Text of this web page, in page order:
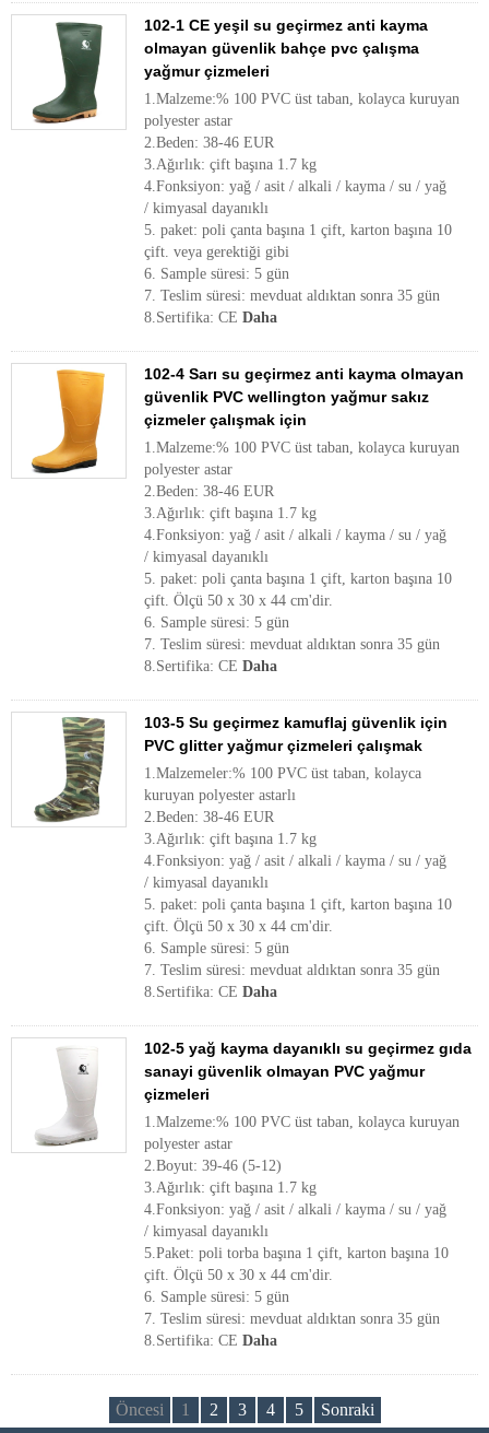
102-1 CE yeşil su geçirmez anti kayma
olmayan güvenlik bahçe pvc çalışma
yağmur çizmeleri
1.Malzeme:% 100 PVC üst taban, kolayca kuruyan
polyester astar
2.Beden: 38-46 EUR
3.Ağırlık: çift başına 1.7 kg
4.Fonksiyon: yağ / asit / alkali / kayma / su / yağ
/ kimyasal dayanıklı
5. paket: poli çanta başına 1 çift, karton başına 10
çift. veya gerektiği gibi
6. Sample süresi: 5 gün
7. Teslim süresi: mevduat aldıktan sonra 35 gün
8.Sertifika: CE Daha
102-4 Sarı su geçirmez anti kayma olmayan
güvenlik PVC wellington yağmur sakız
çizmeler çalışmak için
1.Malzeme:% 100 PVC üst taban, kolayca kuruyan
polyester astar
2.Beden: 38-46 EUR
3.Ağırlık: çift başına 1.7 kg
4.Fonksiyon: yağ / asit / alkali / kayma / su / yağ
/ kimyasal dayanıklı
5. paket: poli çanta başına 1 çift, karton başına 10
çift. Ölçü 50 x 30 x 44 cm'dir.
6. Sample süresi: 5 gün
7. Teslim süresi: mevduat aldıktan sonra 35 gün
8.Sertifika: CE Daha
103-5 Su geçirmez kamuflaj güvenlik için
PVC glitter yağmur çizmeleri çalışmak
1.Malzemeler:% 100 PVC üst taban, kolayca
kuruyan polyester astarlı
2.Beden: 38-46 EUR
3.Ağırlık: çift başına 1.7 kg
4.Fonksiyon: yağ / asit / alkali / kayma / su / yağ
/ kimyasal dayanıklı
5. paket: poli çanta başına 1 çift, karton başına 10
çift. Ölçü 50 x 30 x 44 cm'dir.
6. Sample süresi: 5 gün
7. Teslim süresi: mevduat aldıktan sonra 35 gün
8.Sertifika: CE Daha
102-5 yağ kayma dayanıklı su geçirmez gıda
sanayi güvenlik olmayan PVC yağmur
çizmeleri
1.Malzeme:% 100 PVC üst taban, kolayca kuruyan
polyester astar
2.Boyut: 39-46 (5-12)
3.Ağırlık: çift başına 1.7 kg
4.Fonksiyon: yağ / asit / alkali / kayma / su / yağ
/ kimyasal dayanıklı
5.Paket: poli torba başına 1 çift, karton başına 10
çift. Ölçü 50 x 30 x 44 cm'dir.
6. Sample süresi: 5 gün
7. Teslim süresi: mevduat aldıktan sonra 35 gün
8.Sertifika: CE Daha
Öncesi 1 2 3 4 5 Sonraki